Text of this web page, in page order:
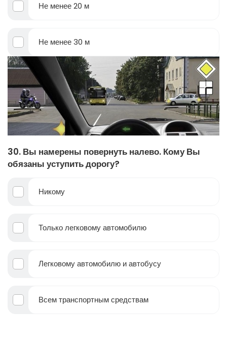
Не менее 20 м
Не менее 30 м
30. Вы намерены повернуть налево. Кому Вы
обязаны уступить дорогу?
Никому
Только легковому автомобилю
Легковому автомобилю и автобусу
Всем транспортным средствам